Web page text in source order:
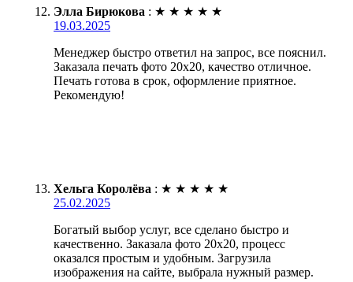
Элла Бирюкова : ★ ★ ★ ★ ★
19.03.2025
Менеджер быстро ответил на запрос, все пояснил.
Заказала печать фото 20х20, качество отличное.
Печать готова в срок, оформление приятное.
Рекомендую!
Хельга Королёва : ★ ★ ★ ★ ★
25.02.2025
Богатый выбор услуг, все сделано быстро и
качественно. Заказала фото 20х20, процесс
оказался простым и удобным. Загрузила
изображения на сайте, выбрала нужный размер.